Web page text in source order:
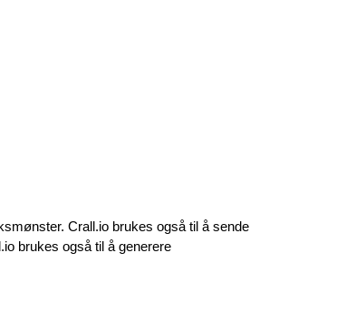
Crall.io brukes også til å sende
brukes også til å generere